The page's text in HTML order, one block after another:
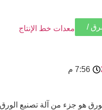
/ معدات خط الإنتاج
7:56 م
هو جزء من آلة تصنيع